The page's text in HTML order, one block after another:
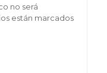
no será
están marcados